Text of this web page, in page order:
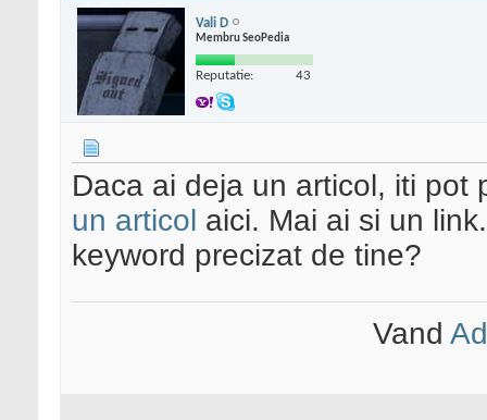
Vali D
Membru SeoPedia
Reputatie: 43
Daca ai deja un articol, iti pot
un articol aici. Mai ai si un
keyword precizat de tine?
Vand